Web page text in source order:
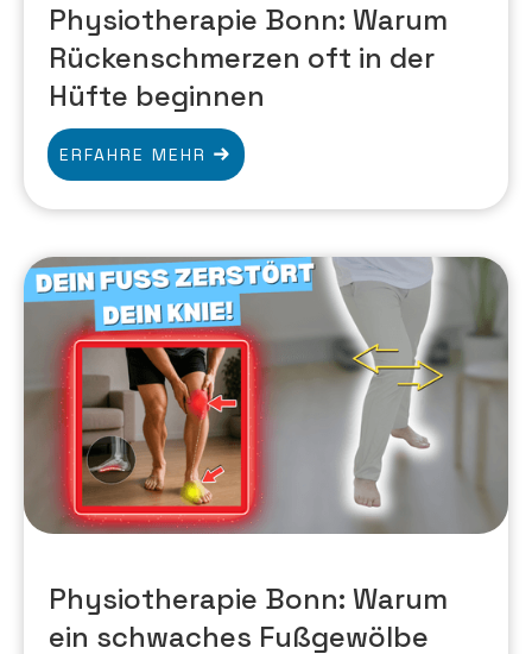
Physiotherapie Bonn: Warum
Rückenschmerzen oft in der
Hüfte beginnen
ERFAHRE MEHR
Physiotherapie Bonn: Warum
ein schwaches Fußgewölbe